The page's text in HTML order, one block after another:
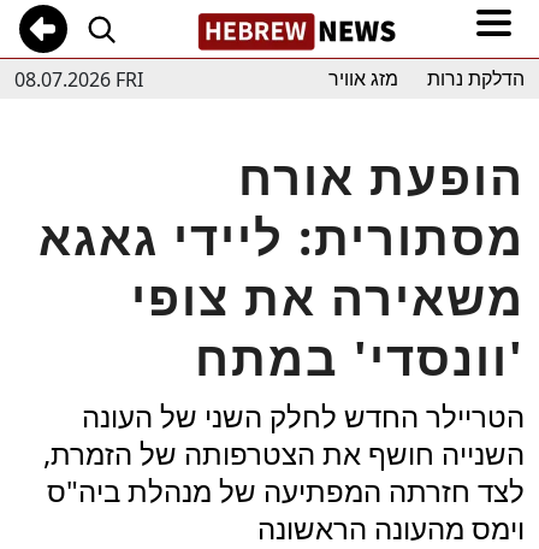
08.07.2026 FRI הדלקת נרות מזג אוויר
הופעת אורח
מסתורית: ליידי גאגא
משאירה את צופי
'וונסדי' במתח
הטריילר החדש לחלק השני של העונה
השנייה חושף את הצטרפותה של הזמרת,
לצד חזרתה המפתיעה של מנהלת ביה"ס
וימס מהעונה הראשונה